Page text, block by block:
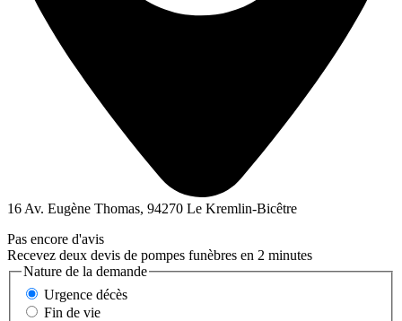
16 Av. Eugène Thomas, 94270 Le Kremlin-Bicêtre
Pas encore d'avis
Recevez deux devis de pompes funèbres en 2 minutes
Nature de la demande
Urgence décès
Fin de vie